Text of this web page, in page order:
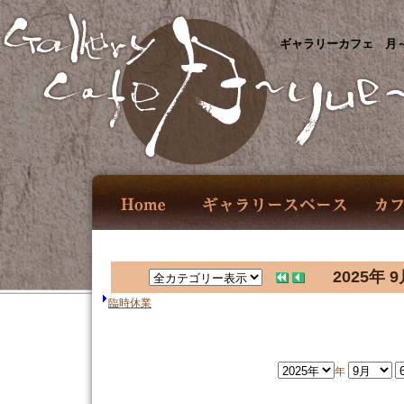
ギャラリーカフェ 月
2025年 9
臨時休業
年